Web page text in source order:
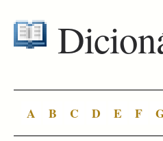
A B C D E F